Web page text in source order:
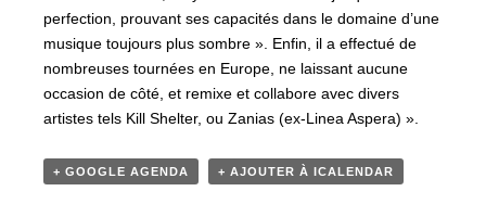
perfection, prouvant ses capacités dans le domaine d’une
musique toujours plus sombre ». Enfin, il a effectué de
nombreuses tournées en Europe, ne laissant aucune
occasion de côté, et remixe et collabore avec divers
artistes tels Kill Shelter, ou Zanias (ex-Linea Aspera) ».
+ GOOGLE AGENDA + AJOUTER À ICALENDAR